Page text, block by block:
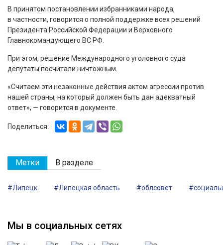
В принятом постановлении избранниками народа,
в частности, говорится о полной поддержке всех решений
Президента Российской Федерации и Верховного
Главнокомандующего ВС РФ.
При этом, решение Международного уголовного суда
депутаты посчитали ничтожным.
«Считаем эти незаконные действия актом агрессии против
нашей страны, на который должен быть дан адекватный
ответ», — говорится в документе.
Поделиться:
Метки В разделе
#Липецк #Липецкая область #облсовет
Мы в социальных сетях